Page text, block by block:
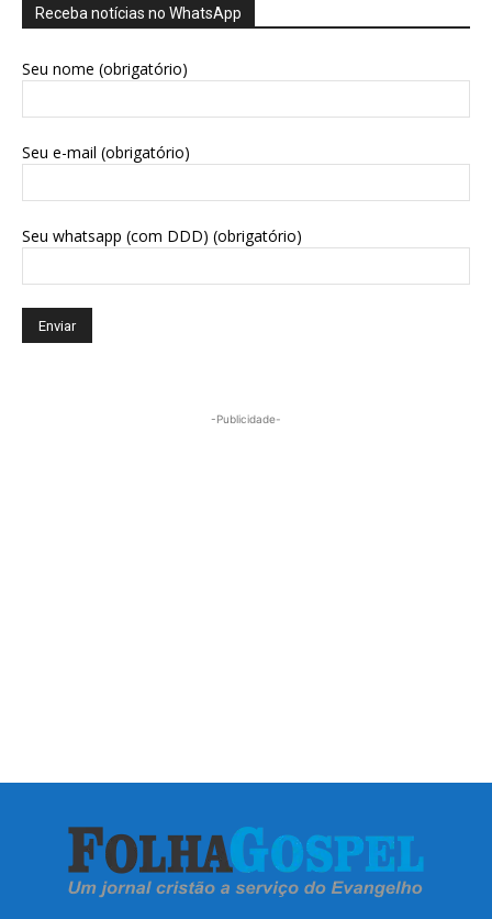
Receba notícias no WhatsApp
Seu nome (obrigatório)
Seu e-mail (obrigatório)
Seu whatsapp (com DDD) (obrigatório)
-Publicidade-